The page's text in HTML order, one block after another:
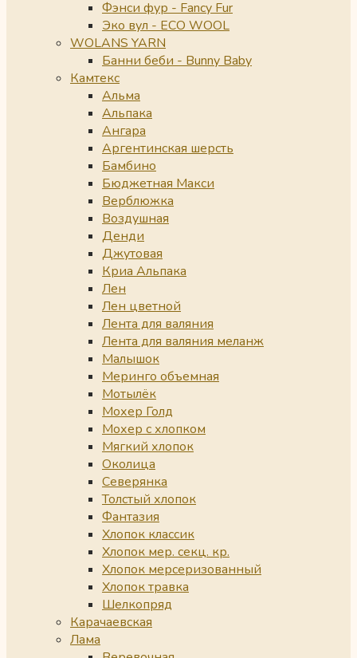
Фэнси фур - Fancy Fur
Эко вул - ECO WOOL
WOLANS YARN
Банни беби - Bunny Baby
Камтекс
Альма
Альпака
Ангара
Аргентинская шерсть
Бамбино
Бюджетная Макси
Верблюжка
Воздушная
Денди
Джутовая
Криа Альпака
Лен
Лен цветной
Лента для валяния
Лента для валяния меланж
Малышок
Меринго объемная
Мотылёк
Мохер Голд
Мохер с хлопком
Мягкий хлопок
Околица
Северянка
Толстый хлопок
Фантазия
Хлопок классик
Хлопок мер. секц. кр.
Хлопок мерсеризованный
Хлопок травка
Шелкопряд
Карачаевская
Лама